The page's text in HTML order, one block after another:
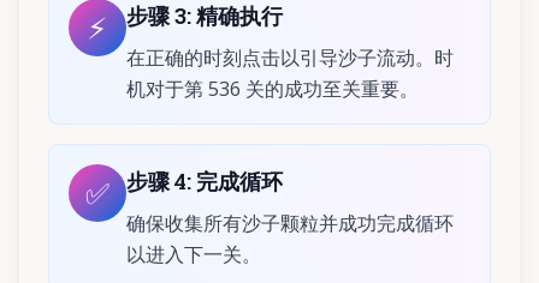
⚡ 步骤3:精确执行
在正确的时刻点击以引导沙子流动。时
机对于第 536 关的成功至关重要。
✅ 步骤4: 完成循环
确保收集所有沙子颗粒并成功完成循环
以进入下一关。